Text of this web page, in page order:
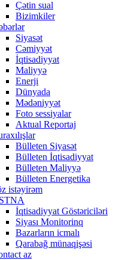
Çətin sual
Bizimkiler
Siyasət
Cəmiyyət
İqtisadiyyat
Maliyyə
Enerji
Dünyada
Mədəniyyət
Foto sessiyalar
Aktual Reportaj
Bülleten Siyasət
Bülleten İqtisadiyyat
Bülleten Maliyyə
Bülleten Energetika
istəyirəm
İqtisadiyyat Göstəriciləri
Siyası Monitorinq
Bazarların icmalı
Qarabağ münaqişəsi
az